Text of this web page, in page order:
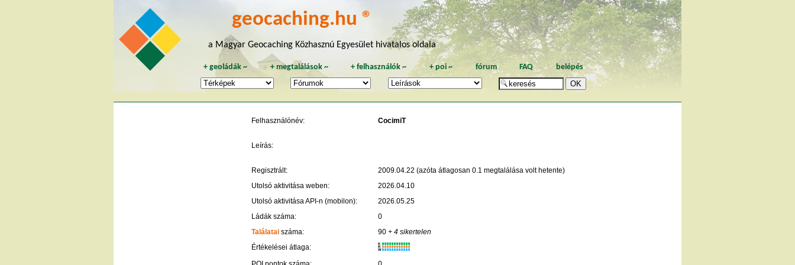
geocaching.hu ®
a Magyar Geocaching Közhasznú Egyesület hivatalos oldala
+geoládák ~ + megtalálások~ +felhasználók ~ +poi~ fórum FAQ belépés
Felhasználónév: CocimiT
Leírás:
Regisztrált:
2009.04.22 (azóta átlagosan 0.1 megtalálása volt hetente)
Utolsó aktivitása weben:
2026.04.10
Utolsó aktivitása API-n (mobilon):
2026.05.25
Ládák száma:
0
Találatai száma: 90+ 4 sikertelen
Értékelései átlaga:
K
R
W